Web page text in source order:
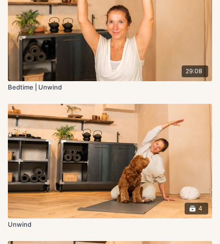
29:08
Bedtime | Unwind
4
Unwind